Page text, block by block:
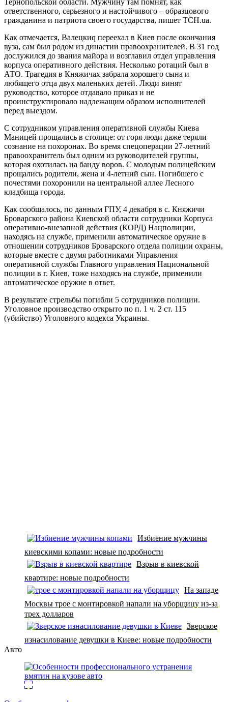
ответственного, серьезного и настойчивого – образцового
гражданина и патриота своего государства, пишет ТСН.uа.
Как отмечается, Валецкиq переехал в Киев после окончания
вуза, сам был родом из династии правоохранителей. В 31 год
дослужился до звания майора и возглавил отдел управления
корпуса оперативного действия. Несколько ротаций был в
АТО. Трагедия в Княжичах забрала хорошего сына и
любящего отца двух маленьких детей. Люди винят
руководство, которое отдавало приказ и не
проинструктировало надлежащим образом исполнителей
перед выездом.
С сотрудником управления оперативной службы Киева
Маницей прощались в столице: от горя люди даже теряли
сознание на похоронах. Во время спецоперации 27-летний
правоохранитель был одним из руководителей группы,
которая охотилась на банду воров. С молодым полицейским
прощались родители, жена и 4-летний сын. Погибшего с
почестями похоронили на центральной аллее Лесного
кладбища города.
Как сообщалось, по данным ГПУ, 4 декабря в с. Княжичи
Броварского района Киевской области сотрудники Корпуса
оперативно-внезапной действия (КОРД) Нацполиции,
находясь на службе, применили автоматическое оружие в
отношении сотрудников Броварского отдела полиции охраны,
которые вместе с двумя работниками Управления
оперативной службы Главного управления Национальной
полиции в г. Киев, тоже находясь на службе, применили
автоматическое оружие в ответ.
В результате стрельбы погибли 5 сотрудников полиции.
Уголовное производство открыто по п. 1 ч. 2 ст. 115
(убийство) Уголовного кодекса Украины.
Избиение мужчины
киевскими копами: новые подробности
Взрыв в киевской
квартире: новые подробности
На западе
Москвы трое с монтировкой напали на уборщицу из-за
трех долларов
Зверское
изнасилование девушки в Киеве: новые подробности
Авто